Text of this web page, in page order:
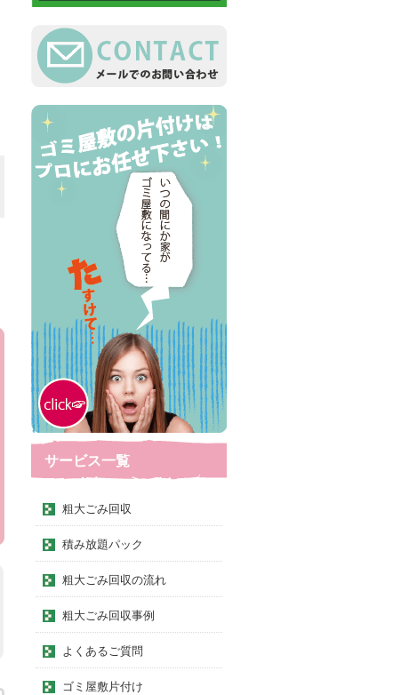
サービス一覧
粗大ごみ回収
積み放題パック
粗大ごみ回収の流れ
粗大ごみ回収事例
よくあるご質問
ゴミ屋敷片付け